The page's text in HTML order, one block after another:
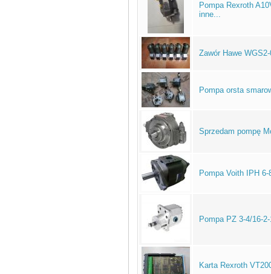
Pompa Rexroth
inne...
Zawór Hawe
Pompa orsta
Sprzedam pompę
Pompa Voith IPH
Pompa PZ 3-4/16-
Karta Rexroth